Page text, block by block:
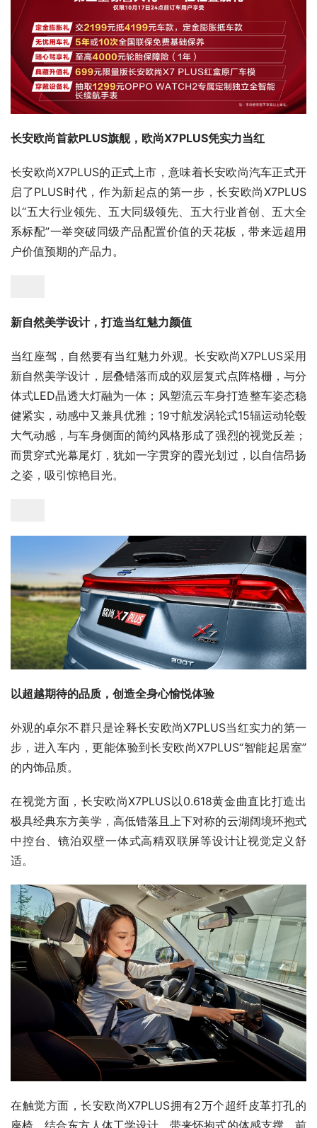
长安欧尚首款PLUS旗舰，欧尚X7PLUS凭实力当红
长安欧尚X7PLUS的正式上市，意味着长安欧尚汽车正式开
启了PLUS时代，作为新起点的第一步，长安欧尚X7PLUS
以“五大行业领先、五大同级领先、五大行业首创、五大全
系标配”一举突破同级产品配置价值的天花板，带来远超用
户价值预期的产品力。
新自然美学设计，打造当红魅力颜值
当红座驾，自然要有当红魅力外观。长安欧尚X7PLUS采用
新自然美学设计，层叠错落而成的双层复式点阵格栅，与分
体式LED晶透大灯融为一体；风塑流云车身打造整车姿态稳
健紧实，动感中又兼具优雅；19寸航发涡轮式15辐运动轮毂
大气动感，与车身侧面的简约风格形成了强烈的视觉反差；
而贯穿式光幕尾灯，犹如一字贯穿的霞光划过，以自信昂扬
之姿，吸引惊艳目光。
以超越期待的品质，创造全身心愉悦体验
外观的卓尔不群只是诠释长安欧尚X7PLUS当红实力的第一
步，进入车内，更能体验到长安欧尚X7PLUS“智能起居室”
的内饰品质。
在视觉方面，长安欧尚X7PLUS以0.618黄金曲直比打造出
极具经典东方美学，高低错落且上下对称的云湖阔境环抱式
中控台、镜泊双壁一体式高精双联屏等设计让视觉定义舒
适。
在触觉方面，长安欧尚X7PLUS拥有2万个超纤皮革打孔的
座椅，结合东方人体工学设计，带来怀抱式的体感支撑，前